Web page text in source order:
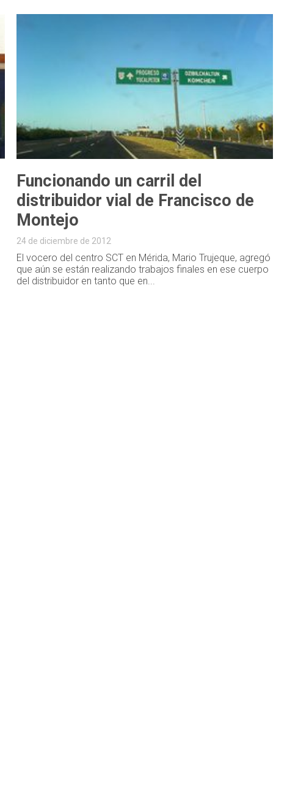
Funcionando un carril del
distribuidor vial de Francisco de
Montejo
24 de diciembre de 2012
El vocero del centro SCT en Mérida, Mario Trujeque, agregó
que aún se están realizando trabajos finales en ese cuerpo
del distribuidor en tanto que en...